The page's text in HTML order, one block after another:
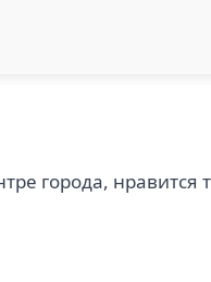
города, нравится